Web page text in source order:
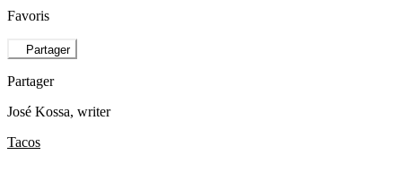
Favoris
Partager
Partager
José Kossa, writer
Tacos